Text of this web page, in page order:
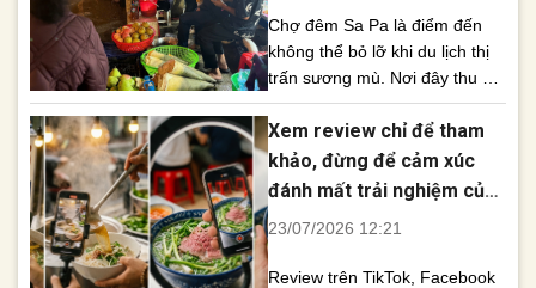
Chợ đêm Sa Pa là điểm đến
không thể bỏ lỡ khi du lịch thị
trấn sương mù. Nơi đây thu hút
du khách bởi không gian văn
hóa đậm bản sắc Tây Bắc,
những gian hàng thủ công tinh
xảo cùng thiên đường ẩm thực
màn đêm [...]
Xem review chỉ để tham
khảo, đừng để cảm xúc
đánh mất trải nghiệm của
bạn
23/07/2026 12:21
Review trên TikTok, Facebook